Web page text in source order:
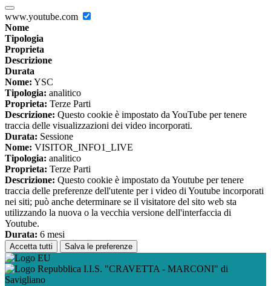
www.youtube.com
Nome
Tipologia
Proprieta
Descrizione
Durata
Nome: YSC
Tipologia: analitico
Proprieta: Terze Parti
Descrizione: Questo cookie è impostato da YouTube per tenere
traccia delle visualizzazioni dei video incorporati.
Durata: Sessione
Nome: VISITOR_INFO1_LIVE
Tipologia: analitico
Proprieta: Terze Parti
Descrizione: Questo cookie è impostato da Youtube per tenere
traccia delle preferenze dell'utente per i video di Youtube incorporati
nei siti; può anche determinare se il visitatore del sito web sta
utilizzando la nuova o la vecchia versione dell'interfaccia di
Youtube.
Durata: 6 mesi
Accetta tutti Salva le preferenze
I.I.S. "CRAVETTA - MARCONI" di
Savigliano